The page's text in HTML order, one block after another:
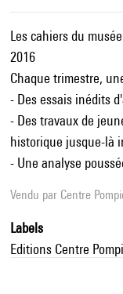
Les cahiers du
2016
Chaque trimestre,
- Des essais inédits
- Des travaux de
historique jusque-là
- Une analyse
Vendu par Centre
Labels
Editions Centre